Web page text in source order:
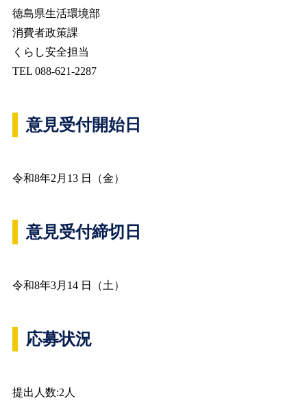
徳島県生活環境部
消費者政策課
くらし安全担当
TEL 088-621-2287
意見受付開始日
令和8年2月13 日（金）
意見受付締切日
令和8年3月14 日（土）
応募状況
提出人数:2人